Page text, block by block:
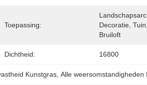
Toepassing:
Decoratie,
Bruiloft
Dichtheid: 16800
Kunstgras , Alle weersomstandigheden